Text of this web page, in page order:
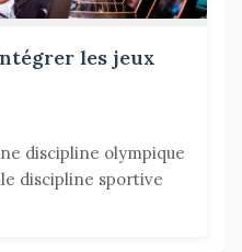
les jeux
discipline olympique
discipline sportive